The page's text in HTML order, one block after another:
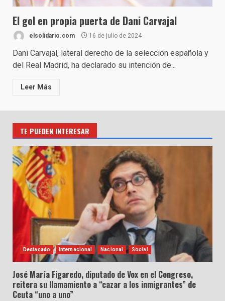
El gol en propia puerta de Dani Carvajal
elsolidario.com 16 de julio de 2024
Dani Carvajal, lateral derecho de la selección española y
del Real Madrid, ha declarado su intención de...
Leer Más
TE PUEDEN INTERESAR
Destacado Internacional Nacional Social
José María Figaredo, diputado de Vox en el Congreso,
reitera su llamamiento a “cazar a los inmigrantes” de
Ceuta “uno a uno”